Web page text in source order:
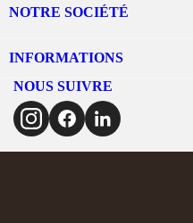
NOTRE SOCIÉTÉ
INFORMATIONS
NOUS SUIVRE